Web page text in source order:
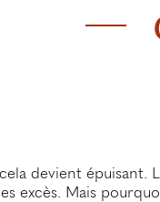
devient épuisant.
excès. Mais